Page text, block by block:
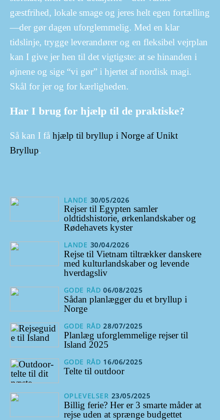
gæstfrihed, lokale smage og jeres helt egen fortælling
—der gør dagen uforglemmelig. Med en klar
tidslinje, trygge leverandører og en fleksibel vejrplan
kan I give jer hen til det vigtigste: at se hinanden i
øjnene og sige “vi gør” i hjertet af nordisk magi.
Skål for jer og for kærligheden.
Har I brug for hjælp til de praktiske?
Så kan I få hjælp til bryllup i Norge af Unikt
Bryllup.
LANDE 30/05/2026
Rejser til Egypten samler
oldtidshistorie, ørkenlandskaber og
Rødehavets kyster
LANDE 30/04/2026
Rejse til Vietnam tiltrækker danskere
med kulturlandskaber og levende
hverdagsliv
GODE RÅD 06/08/2025
Sådan planlægger du et bryllup i
Norge
GODE RÅD 28/07/2025
Planlæg uforglemmelige rejser til
Island 2025
GODE RÅD 16/06/2025
Telte til outdoor
OPLEVELSER 23/05/2025
Billig ferie? Her er 3 smarte måder at
rejse uden at sprænge budgettet